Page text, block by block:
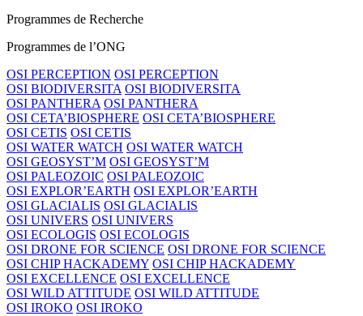
Programmes de Recherche
Programmes de l’ONG
OSI PERCEPTION OSI PERCEPTION
OSI BIODIVERSITA OSI BIODIVERSITA
OSI PANTHERA OSI PANTHERA
OSI CETA’BIOSPHERE OSI CETA’BIOSPHERE
OSI CETIS OSI CETIS
OSI WATER WATCH OSI WATER WATCH
OSI GEOSYST’M OSI GEOSYST’M
OSI PALEOZOIC OSI PALEOZOIC
OSI EXPLOR’EARTH OSI EXPLOR’EARTH
OSI GLACIALIS OSI GLACIALIS
OSI UNIVERS OSI UNIVERS
OSI ECOLOGIS OSI ECOLOGIS
OSI DRONE FOR SCIENCE OSI DRONE FOR SCIENCE
OSI CHIP HACKADEMY OSI CHIP HACKADEMY
OSI EXCELLENCE OSI EXCELLENCE
OSI WILD ATTITUDE OSI WILD ATTITUDE
OSI IROKO OSI IROKO